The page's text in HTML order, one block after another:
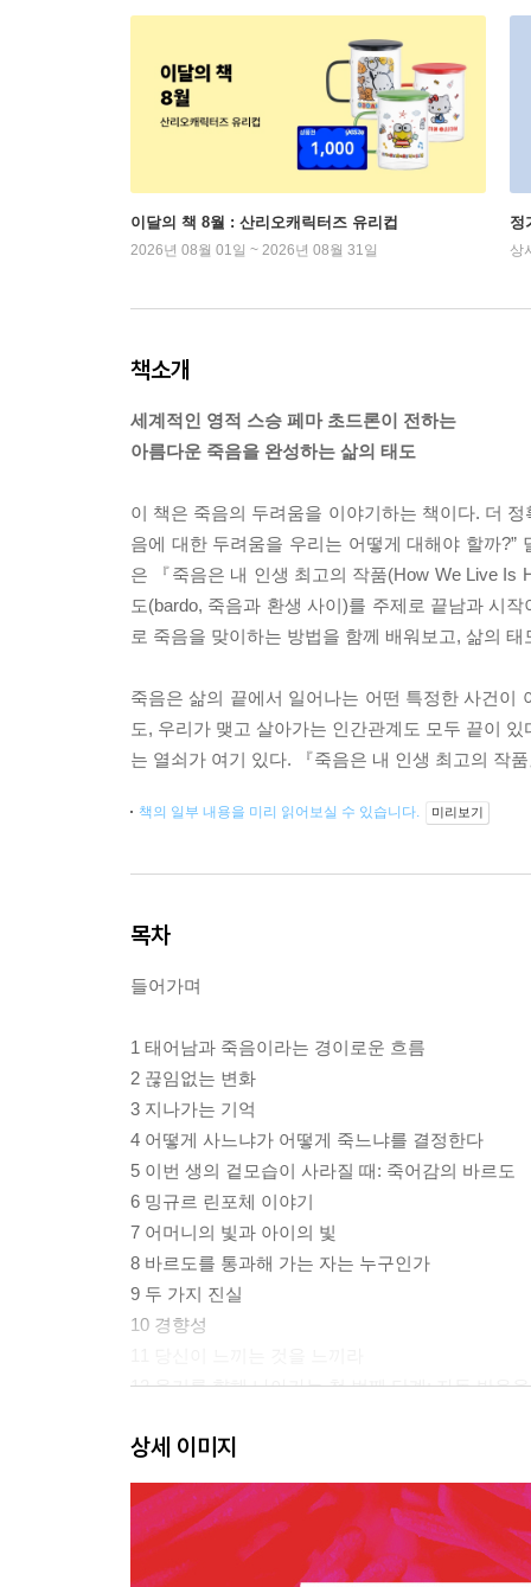
이달의 책 8월 : 산리오캐릭터즈 유리컵
2026년 08월 01일 ~ 2026년 08월 31일
정
상
책소개
세계적인 영적 스승 페마 초드론이 전하는
아름다운 죽음을 완성하는 삶의 태도
이 책은 죽음의 두려움을 이야기하는 책이다. 더
음에 대한 두려움을 우리는 어떻게 대해야 할까
은 『죽음은 내 인생 최고의 작품(How We Live
도(bardo, 죽음과 환생 사이)를 주제로 끝남과 시
로 죽음을 맞이하는 방법을 함께 배워보고, 삶의
죽음은 삶의 끝에서 일어나는 어떤 특정한 사건이
도, 우리가 맺고 살아가는 인간관계도 모두 끝이
는 열쇠가 여기 있다. 『죽음은 내 인생 최고의 작
책의 일부 내용을 미리 읽어보실 수 있습니다. 미리보기
목차
들어가며
1 태어남과 죽음이라는 경이로운 흐름
2 끊임없는 변화
3 지나가는 기억
4 어떻게 사느냐가 어떻게 죽느냐를 결정한다
5 이번 생의 겉모습이 사라질 때: 죽어감의 바르도
6 밍규르 린포체 이야기
7 어머니의 빛과 아이의 빛
8 바르도를 통과해 가는 자는 누구인가
9 두 가지 진실
10 경향성
12 용기를 향해 나아가는 첫 번째 단계: 자동 반응
14 가슴을 변화시키는 두 가지 수련
15 용기를 향해 나아가는 세 번째 단계: 감정을 깨
16 지혜의 다섯 가지 맛
17 있는 그대로 경험하기: 다르마타의 바르도
18 신성한 세계에 열리다
상세 이미지